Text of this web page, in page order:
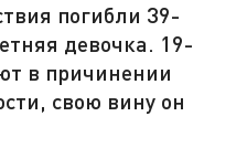
погибли 39-
девочка. 19-
в причинении
свою вину он